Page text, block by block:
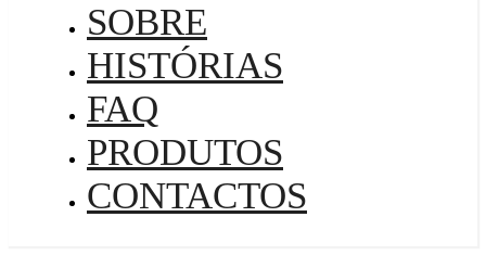
SOBRE
HISTÓRIAS
FAQ
PRODUTOS
CONTACTOS